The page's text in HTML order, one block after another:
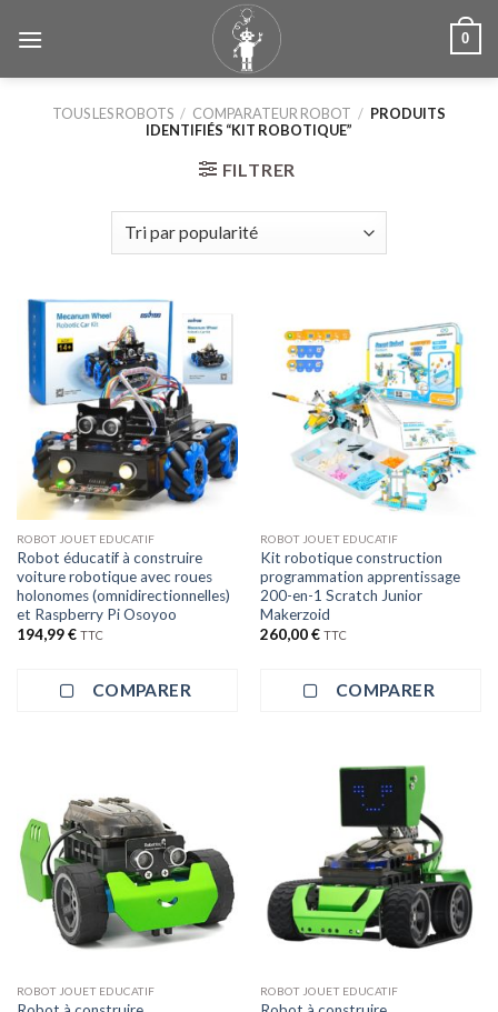
0
TOUS LES ROBOTS / COMPARATEUR ROBOT / PRODUITS
IDENTIFIÉS “KIT ROBOTIQUE”
FILTRER
ROBOT JOUET EDUCATIF
Robot éducatif à construire
voiture robotique avec roues
holonomes (omnidirectionnelles)
et Raspberry Pi Osoyoo
194,99€ TTC
COMPARER
ROBOT JOUET EDUCATIF
Kit robotique construction
programmation apprentissage
200-en-1 Scratch Junior
Makerzoid
260,00€ TTC
COMPARER
ROBOT JOUET EDUCATIF ROBOT JOUET EDUCATIF